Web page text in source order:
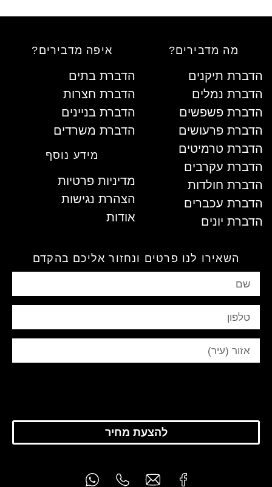
מה מדבירים?
תיקנים
נמלים
פשפשים
פרעושים
טרמיטים
עקרבים
חולדות
עכברים
יונים
איפה מדבירים?
הדברת בתים
הדברת חצרות
הדברת בניינים
הדברת משרדים
מידע נוסף
מדיניות פרטיות
הצהרת נגישות
אודות
השאירו לנו פרטים ונחזור אליכם בהקדם
להצעת מחיר